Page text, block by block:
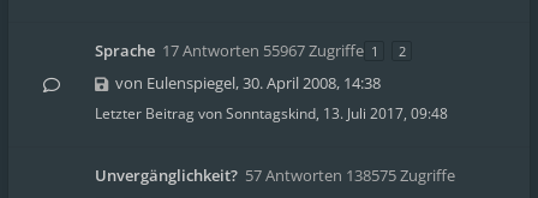
Sprache 17 Antworten 55967 Zugriffe 1 2
von Eulenspiegel,30. April 2008, 14:38
Letzter Beitrag vonSonntagskind, 13. Juli 2017, 09:48
Unvergänglichkeit? 57 Antworten 138575 Zugriffe